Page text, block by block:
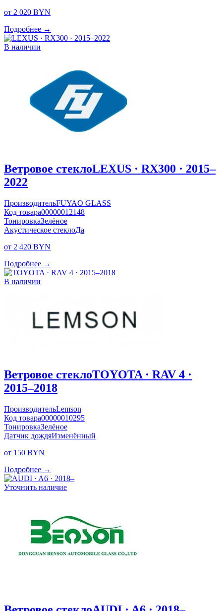
от 2 020 BYN
Подробнее →
В наличии
Ветровое стеклоLEXUS · RX300 · 2015–
2022
ПроизводительFUYAO GLASS
Код товара00000012148
ТонировкаЗелёное
Акустическое стеклоДа
от 2 420 BYN
Подробнее →
В наличии
Ветровое стеклоTOYOTA · RAV 4 ·
2015–2018
ПроизводительLemson
Код товара00000010295
ТонировкаЗелёное
Датчик дождяИзменённый
от 150 BYN
Подробнее →
Уточнить наличие